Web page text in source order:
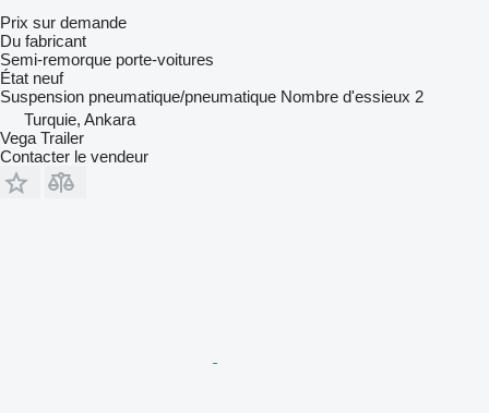
Prix sur demande
Du fabricant
Semi-remorque porte-voitures
État neuf
Suspension pneumatique/pneumatique Nombre d'essieux 2
Turquie, Ankara
Vega Trailer
Contacter le vendeur